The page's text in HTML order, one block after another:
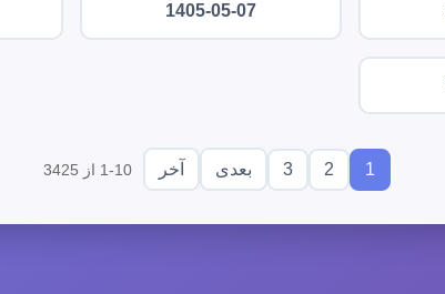
1405-05-07
1
2
3 بعدی آخر 1-10 از 3425